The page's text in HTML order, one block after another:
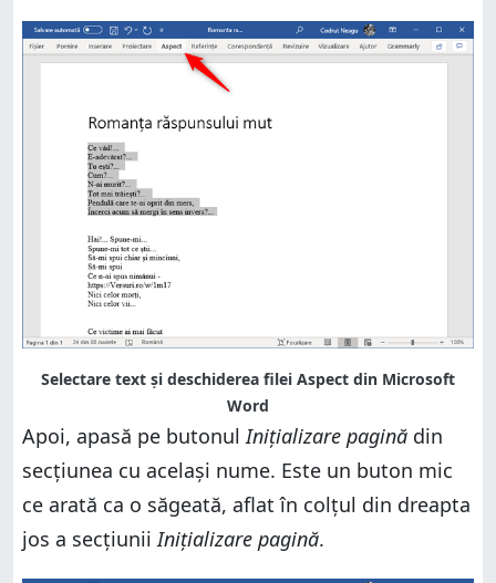
Selectare text și deschiderea filei Aspect din Microsoft
Word
Apoi, apasă pe butonulInițializare pagină din
secțiunea cu același nume. Este un buton mic
ce arată ca o săgeată, aflat în colțul din dreapta
jos a secțiuniiInițializare pagină.